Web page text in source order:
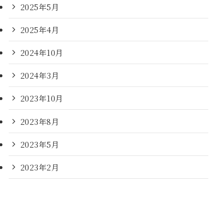
2025年5月
2025年4月
2024年10月
2024年3月
2023年10月
2023年8月
2023年5月
2023年2月